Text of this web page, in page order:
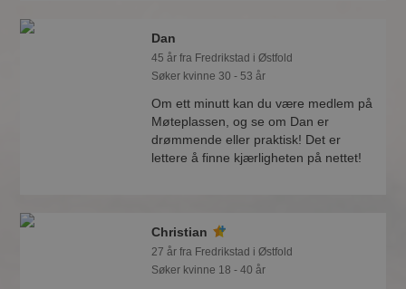
Dan
45 år fra Fredrikstad i Østfold
Søker kvinne 30 - 53 år
Om ett minutt kan du være medlem på
Møteplassen, og se om Dan er
drømmende eller praktisk! Det er
lettere å finne kjærligheten på nettet!
Christian
27 år fra Fredrikstad i Østfold
Søker kvinne 18 - 40 år